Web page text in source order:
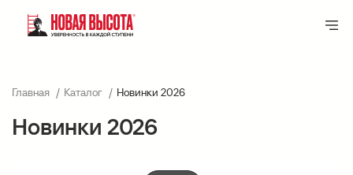
Главная Каталог Новинки 2026
Новинки 2026